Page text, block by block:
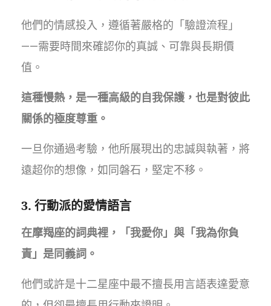
他們的情感投入，遵循著嚴格的「驗證流程」
——需要時間來確認你的真誠、可靠與長期價
值。
這種慢熱，是一種高級的自我保護，也是對彼此
關係的極度尊重。
一旦你通過考驗，他所展現出的忠誠與執著，將
遠超你的想像，如同磐石，堅定不移。
3. 行動派的愛情語言
在摩羯座的詞典裡，「我愛你」與「我為你負
責」是同義詞。
他們或許是十二星座中最不擅長用言語表達愛意